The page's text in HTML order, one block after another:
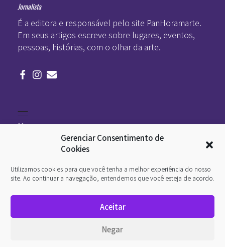
Gerenciar Consentimento de
Cookies
Utilizamos cookies para que você tenha a melhor experiência do nosso
site. Ao continuar a navegação, entendemos que você esteja de acordo.
Aceitar
Negar
Jornalista
É a editora e responsável pelo site PanHoramarte.
Em seus artigos escreve sobre lugares, eventos,
pessoas, histórias, com o olhar da arte.
Home
Arte
O que é arte
InternetArt
Quem somos
viajamos nessa poética. Todos os direitos reservados